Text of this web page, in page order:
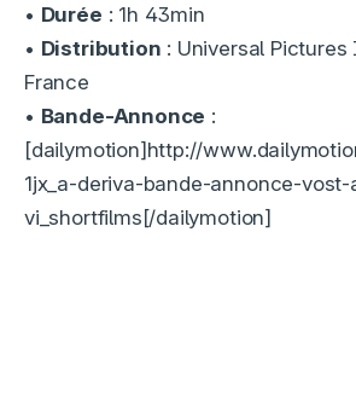
• Durée : 1h 43min
• Distribution : Universal
France
• Bande-Annonce :
[dailymotion]http://
1jx_a-deriva-bande-annonce-vost-
vi_shortfilms[/dailymotion]